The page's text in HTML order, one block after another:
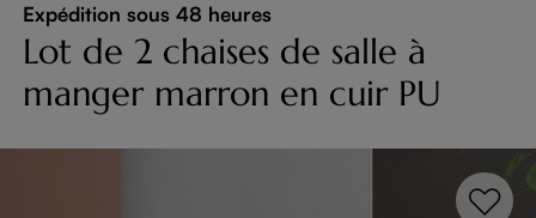
Expédition sous 48 heures
Lot de 2 chaises de salle à
manger marron en cuir PU